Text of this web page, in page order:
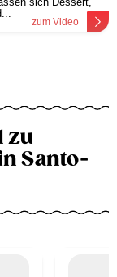
zum Video
zu
Santo-